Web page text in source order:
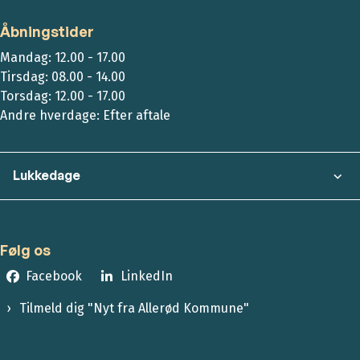
Åbningstider
Mandag: 12.00 - 17.00
Tirsdag: 08.00 - 14.00
Torsdag: 12.00 - 17.00
Andre hverdage: Efter aftale
Lukkedage
Følg os
Facebook LinkedIn
Tilmeld dig "Nyt fra Allerød Kommune"